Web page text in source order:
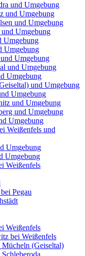
und Umgebung
und Umgebung
und Umgebung
Umgebung
Umgebung
Umgebung
Umgebung
und Umgebung
Umgebung
und Umgebung
Umgebung
und Umgebung
und Umgebung
Umgebung
Weißenfels und
Umgebung
Umgebung
Weißenfels
Pegau
Weißenfels
bei Weißenfels
(Geiseltal)